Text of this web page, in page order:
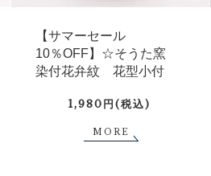
【サマーセール
10％OFF】☆そうた窯
染付花弁紋 花型小付
1,980円(税込)
MORE